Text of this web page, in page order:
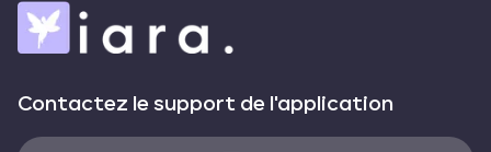
Contactez le support de l'application